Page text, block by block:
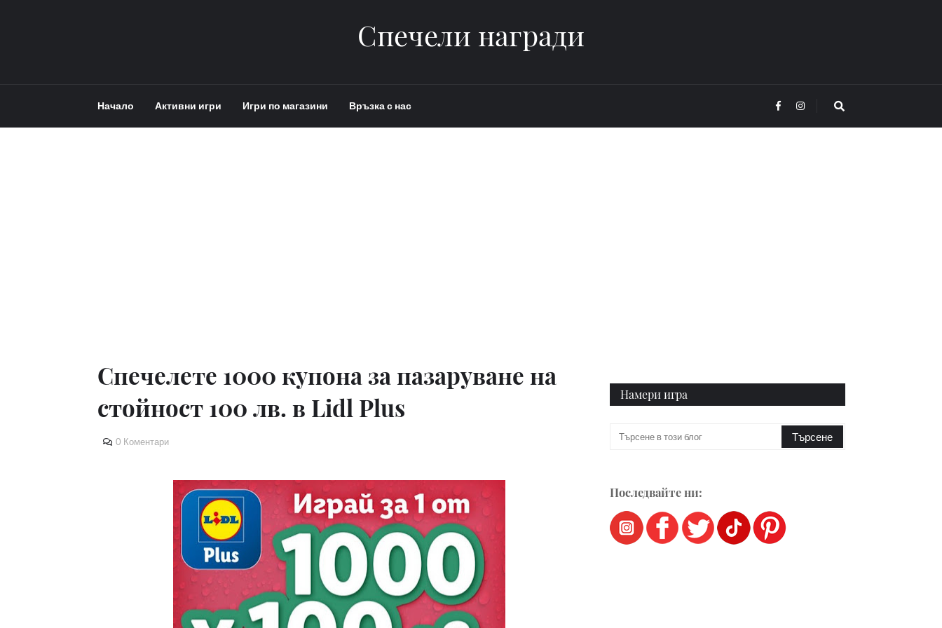
Спечели награди
Начало Активни игри Игри по магазини Връзка с нас
Спечелете 1000 купона за пазаруване на
стойност 100 лв. в Lidl Plus
0 Коментари
Намери игра
Последвайте ни: